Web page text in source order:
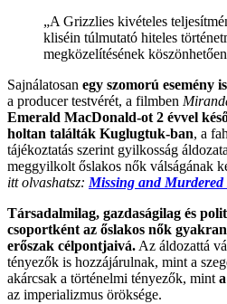
„A Grizzlies kivételes
kliséin túlmutató hiteles
megközelítésének
Sajnálatosan egy szomorú esemény
a producer testvérét, a filmben
Emerald MacDonald-ot 2 évvel
holtan találták Kuglugtuk-ban, a
tájékoztatás szerint gyilkosság
meggyilkolt őslakos nők válságának
itt olvashatsz:Missing and Murdered
Társadalmilag, gazdaságilag és
csoportként az őslakos nők
erőszak célpontjaivá.Az áldozattá
tényezők is hozzájárulnak, mint a
akárcsak a történelmi tényezők, mint
az imperializmus öröksége.